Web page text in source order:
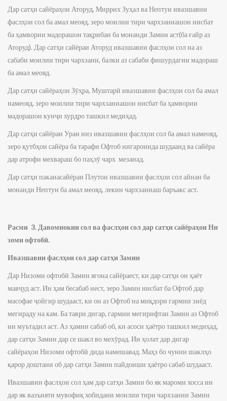
Дар сатҳи сайёраҳои Аторуд, Миррих Зуҳал ва Нептун ивазшавии
фаслҳои сол ба амал меояд, зеро моилии тири чархзаниашон нисбат
ба ҳамвории мадорашон тақрибан ба монанди Замин аст(ба ғайр аз
Аторуд). Дар сатҳи сайёраи Аторуд ивазшавии фаслҳои сол на аз
сабаби моилии тири чархзани, балки аз сабаби фишурдагии мадораш
ба амал меояд.
Дар сатҳи сайёраҳои Зӯҳра, Муштарӣ ивазшавии фаслҳои сол ба амал
намеояд, зеро моилии тири чархзаниашон нисбат ба ҳамвории
мадорашон кунҷи хурдро ташкил медиҳад.
Дар сатҳи сайёраи Уран низ ивазшавии фаслҳои сол ба амал намеояд,
зеро қутбҳои сайёра ба тарафи Офтоб нигаронида шудаанд ва сайёра
дар атрофи мехвараш бо паҳлӯ чарх мезанад.
Дар сатҳи паканасайёраи Плутон ивазшавии фаслҳои сол айнан ба
монанди Нептун ба амал меояд, лекин чархзаниаш баръакс аст.
Расми 3. Давомнокиисолва фаслҳоисол дар сатҳисайёраҳоиНи
зомиофтобӣ.
Ивазшавии фаслҳои сол дар сатҳи Замин
Дар Низоми офтобӣ Замин ягона сайёраест, ки дар сатҳи он ҳаёт
мавҷуд аст. Ин ҳам бесабаб нест, зеро Замин нисбат ба Офтоб дар
масофае ҷойгир шудааст, ки он аз Офтоб на миқдори гармии зиёд
мегираду на кам. Ба таври дигар, гармии мегирифтаи Замин аз Офтоб
ин муътадил аст. Аз ҳамин сабаб об, ки асоси ҳаётро ташкил медиҳад,
дар сатҳи Замин дар се шакл во мехӯрад. Ин ҳолат дар дигар
сайёраҳои Низоми офтобӣ дида намешавад. Маҳз бо чунин шаклҳо
қарор доштани об дар сатҳи Замин пайдоиши ҳаётро сабаб шудааст.
Ивазшавии фаслҳои сол ҳам дар сатҳи Замин бо як мароми хосса ин
дар як вазъияти мувофиқ хобидани моилии тири чархзании Замин